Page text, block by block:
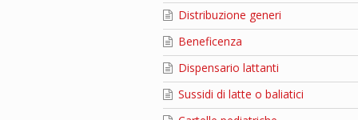
Distribuzione generi
Beneficenza
Dispensario lattanti
Sussidi di latte o baliatici